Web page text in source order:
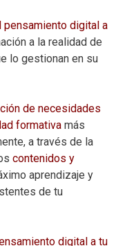
pensamiento digital a
a la realidad de
lo gestionan en su
de necesidades
formativa más
a través de la
contenidos y
aprendizaje y
de tu
digital a tu